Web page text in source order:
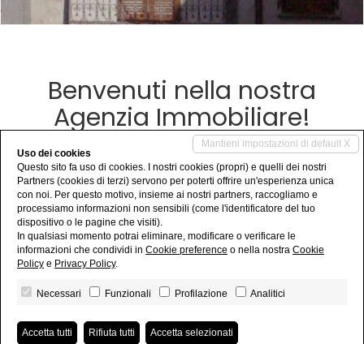
Benvenuti nella nostra
Agenzia Immobiliare!
Siamo attivi sul mercato da oltre vent’anni, ci occupiamo
del settore immobiliare prevalentemente nelle zone del
lago Maggiore e di Malpensa. Mettiamo tutto il nostro
impegno studiando, aggiornandoci, e lavorando per offrirvi
un servizio che garantisca serenità e soddisfazione in ogni
momento.
Agenzia Immobiliare Cuda - P.IVA 02723760035 - REA NO-309366
Mantieni impostazioni di default X
Uso dei cookies
Questo sito fa uso di cookies. I nostri cookies (propri) e quelli dei nostri
Partners (cookies di terzi) servono per poterti offrire un'esperienza unica
con noi. Per questo motivo, insieme ai nostri partners, raccogliamo e
processiamo informazioni non sensibili (come l'identificatore del tuo
dispositivo o le pagine che visiti).
In qualsiasi momento potrai eliminare, modificare o verificare le
informazioni che condividi in Cookie preference o nella nostra Cookie
Policy e Privacy Policy.
Necessari Funzionali Profilazione Analitici
Accetta tutti Rifiuta tutti Accetta selezionati